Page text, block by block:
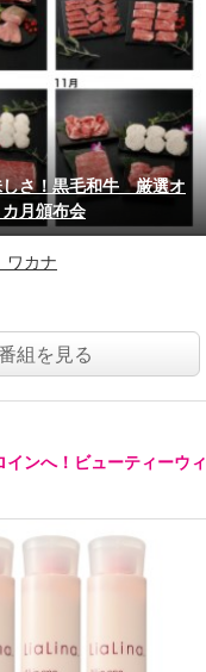
しさ！黒毛和牛 厳選オ
月頒布会
カナ
組を見る
インへ！ビューティーウィ